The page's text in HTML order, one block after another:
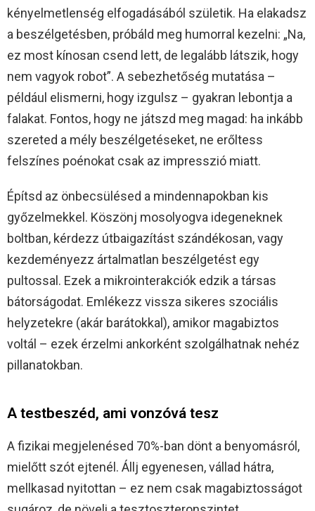
kényelmetlenség elfogadásából születik. Ha elakadsz
a beszélgetésben, próbáld meg humorral kezelni: „Na,
ez most kínosan csend lett, de legalább látszik, hogy
nem vagyok robot”. A sebezhetőség mutatása –
például elismerni, hogy izgulsz – gyakran lebontja a
falakat. Fontos, hogy ne játszd meg magad: ha inkább
szereted a mély beszélgetéseket, ne erőltess
felszínes poénokat csak az impresszió miatt.
Építsd az önbecsülésed a mindennapokban kis
győzelmekkel. Köszönj mosolyogva idegeneknek
boltban, kérdezz útbaigazítást szándékosan, vagy
kezdeményezz ártalmatlan beszélgetést egy
pultossal. Ezek a mikrointerakciók edzik a társas
bátorságodat. Emlékezz vissza sikeres szociális
helyzetekre (akár barátokkal), amikor magabiztos
voltál – ezek érzelmi ankorként szolgálhatnak nehéz
pillanatokban.
A testbeszéd, ami vonzóvá tesz
A fizikai megjelenésed 70%-ban dönt a benyomásról,
mielőtt szót ejtenél. Állj egyenesen, vállad hátra,
mellkasad nyitottan – ez nem csak magabiztosságot